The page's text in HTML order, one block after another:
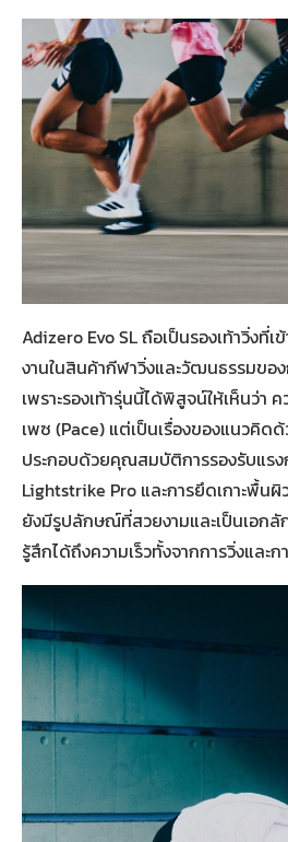
Adizero Evo SL ถือเป็นรองเท้าวิ่งที่
งานในสินค้ากีฬาวิ่งและวัฒนธรรมของ
เพราะรองเท้ารุ่นนี้ได้พิสูจน์ให้เห็นว่า ค
เพซ (Pace) แต่เป็นเรื่องของแนวคิด
ประกอบด้วยคุณสมบัติการรองรับแรง
Lightstrike Pro และการยึดเกาะพื้น
ยังมีรูปลักษณ์ที่สวยงามและเป็นเอก
รู้สึกได้ถึงความเร็วทั้งจากการวิ่งและก